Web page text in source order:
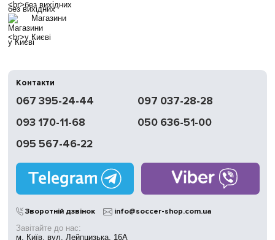
без вихідних
Магазини
у Києві
Контакти
067 395-24-44
097 037-28-28
093 170-11-68
050 636-51-00
095 567-46-22
Зворотній дзвінок info@soccer-shop.com.ua
Завітайте до нас:
м. Київ, вул. Лейпцизька, 16А